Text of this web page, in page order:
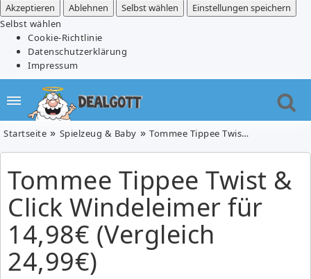
Akzeptieren
Ablehnen Selbst wählen
Einstellungen speichern
Selbst wählen
Cookie-Richtlinie
Datenschutzerklärung
Impressum
Startseite Spielzeug & Baby Tommee Tippee Twist & Click Windeleimer für 14,98€ (Vergleich 24,99€)
Tommee Tippee Twist &
Click Windeleimer für
14,98€ (Vergleich
24,99€)